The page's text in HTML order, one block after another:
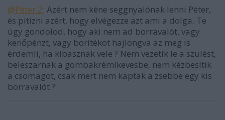
@Péter 2: Azért nem kéne seggnyalónak lenni Péter,
és pitizni azért, hogy elvégezze azt ami a dolga. Te
úgy gondolod, hogy aki nem ad borravalót, vagy
kenőpénzt, vagy borítékot hajlongva az meg is
érdemli, ha kibasznak vele ? Nem vezetik le a szülést,
beleszarnak a gombakrémlkevesbe, nem kézbesítik
a csomagot, csak mert nem kaptak a zsebbe egy kis
borravalót ?